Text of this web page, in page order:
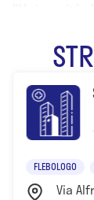
-
Roma "La
FLEBOLOGO
Via